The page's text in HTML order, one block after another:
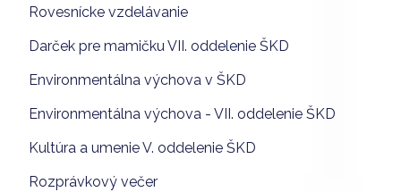
Rovesnícke vzdelávanie
Darček pre mamičku VII. oddelenie ŠKD
Environmentálna výchova v ŠKD
Environmentálna výchova - VII. oddelenie ŠKD
Kultúra a umenie V. oddelenie ŠKD
Rozprávkový večer